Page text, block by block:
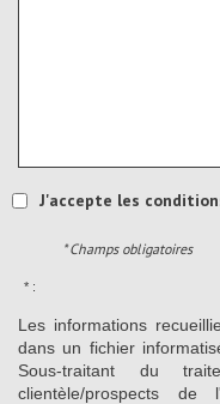
J'accepte les
* Champs obligatoires
* :
Les informations
dans un fichier
Sous-traitant du
clientèle/prospects